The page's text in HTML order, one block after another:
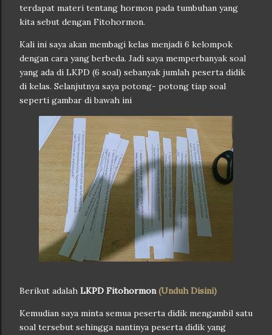
terdapat materi tentang hormon pada tumbuhan yang
kita sebut dengan Fitohormon.
Kali ini saya akan membagi kelas menjadi 6 kelompok
dengan cara yang berbeda. Jadi saya memperbanyak soal
yang ada di LKPD (6 soal) sebanyak jumlah peserta didik
di kelas. Selanjutnya saya potong- potong tiap soal
seperti gambar di bawah ini
Berikut adalah LKPD Fitohormon(Unduh Disini)
Kemudian saya minta semua peserta didik mengambil satu
soal tersebut sehingga nantinya peserta didik yang